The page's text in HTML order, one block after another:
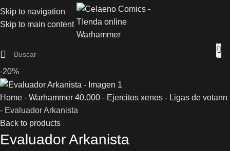
Skip to navigation
Skip to main content
-20%
Home - Warhammer 40.000 - Ejercitos xenos - Ligas de votann
- Evaluador Arkanista
Back to products
Evaluador Arkanista